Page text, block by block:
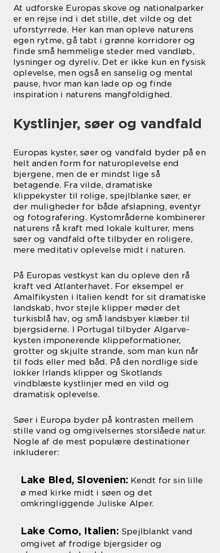
At udforske Europas skove og nationalparker
er en rejse ind i det stille, det vilde og det
uforstyrrede. Her kan man opleve naturens
egen rytme, gå tabt i grønne korridorer og
finde små hemmelige steder med vandløb,
lysninger og dyreliv. Det er ikke kun en fysisk
oplevelse, men også en sanselig og mental
pause, hvor man kan lade op og finde
inspiration i naturens mangfoldighed.
Kystlinjer, søer og vandfald
Europas kyster, søer og vandfald byder på en
helt anden form for naturoplevelse end
bjergene, men de er mindst lige så
betagende. Fra vilde, dramatiske
klippekyster til rolige, spejlblanke søer, er
der muligheder for både afslapning, eventyr
og fotografering. Kystområderne kombinerer
naturens rå kraft med lokale kulturer, mens
søer og vandfald ofte tilbyder en roligere,
mere meditativ oplevelse midt i naturen.
På Europas vestkyst kan du opleve den rå
kraft ved Atlanterhavet. For eksempel er
Amalfikysten i Italien kendt for sit dramatiske
landskab, hvor stejle klipper møder det
turkisblå hav, og små landsbyer klæber til
bjergsiderne. I Portugal tilbyder Algarve-
kysten imponerende klippeformationer,
grotter og skjulte strande, som man kun når
til fods eller med båd. På den nordlige side
lokker Irlands klipper og Skotlands
vindblæste kystlinjer med en vild og
dramatisk oplevelse.
Søer i Europa byder på kontrasten mellem
stille vand og omgivelsernes storslåede natur.
Nogle af de mest populære destinationer
inkluderer:
Lake Bled, Slovenien: Kendt for sin lille
ø med kirke midt i søen og det
omkringliggende Juliske Alper.
Lake Como, Italien: Spejlblankt vand
omgivet af frodige bjergsider og